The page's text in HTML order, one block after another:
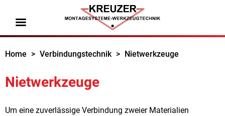
Home > Verbindungstechnik > Nietwerkzeuge
Nietwerkzeuge
Um eine zuverlässige Verbindung zweier Materialien